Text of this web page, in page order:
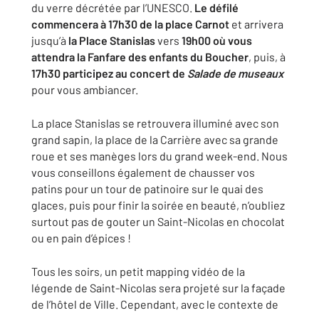
du verre décrétée par l’UNESCO. Le défilé
commencera à 17h30 de la place Carnot et arrivera
jusqu’à la Place Stanislasvers 19h00 où vous
attendra la Fanfare des enfants du Boucher, puis, à
17h30 participez au concert de Salade de museaux
pour vous ambiancer.
La place Stanislas se retrouvera illuminé avec son
grand sapin, la place de la Carrière avec sa grande
roue et ses manèges lors du grand week-end. Nous
vous conseillons également de chausser vos
patins pour un tour de patinoire sur le quai des
glaces, puis pour finir la soirée en beauté, n’oubliez
surtout pas de gouter un Saint-Nicolas en chocolat
ou en pain d’épices !
Tous les soirs, un petit mapping vidéo de la
légende de Saint-Nicolas sera projeté sur la façade
de l’hôtel de Ville. Cependant, avec le contexte de